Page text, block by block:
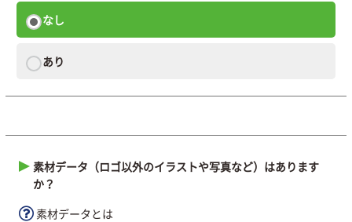
なし
あり
素材データ（ロゴ以外のイラストや写真など）はあります
か？
素材データとは